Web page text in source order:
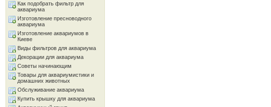
Как подобрать фильтр для
аквариума
Изготовление пресноводного
аквариума
Изготовление аквариумов в
Киеве
Виды фильтров для аквариума
Декорации для аквариума
Советы начинающим
Товары для аквариумистики и
домашних животных
Обслуживание аквариума
Купить крышку для аквариума